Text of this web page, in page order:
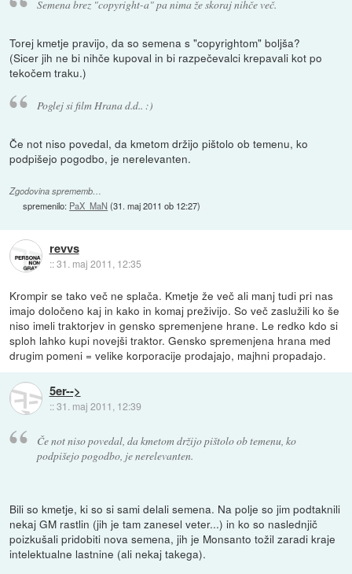
Semena brez "copyright-a" pa nima že skoraj nihče več.
Torej kmetje pravijo, da so semena s "copyrightom" boljša?
(Sicer jih ne bi nihče kupoval in bi razpečevalci krepavali kot po
tekočem traku.)
Poglej si film Hrana d.d.. :)
Če not niso povedal, da kmetom držijo pištolo ob temenu, ko
podpišejo pogodbo, je nerelevanten.
Zgodovina sprememb…
spremenilo: PaX_MaN (31. maj 2011 ob 12:27)
revvs
::31. maj 2011, 12:35
Krompir se tako več ne splača. Kmetje že več ali manj tudi pri nas
imajo določeno kaj in kako in komaj preživijo. So več zaslužili ko še
niso imeli traktorjev in gensko spremenjene hrane. Le redko kdo si
sploh lahko kupi novejši traktor. Gensko spremenjena hrana med
drugim pomeni = velike korporacije prodajajo, majhni propadajo.
5er-->
::31. maj 2011, 12:39
Če not niso povedal, da kmetom držijo pištolo ob temenu, ko
podpišejo pogodbo, je nerelevanten.
Bili so kmetje, ki so si sami delali semena. Na polje so jim podtaknili
nekaj GM rastlin (jih je tam zanesel veter...) in ko so naslednjič
poizkušali pridobiti nova semena, jih je Monsanto tožil zaradi kraje
intelektualne lastnine (ali nekaj takega).